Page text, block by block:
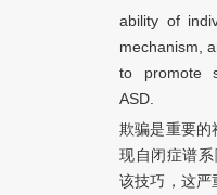
ability of
mechanism,
to promote
ASD.
欺骗是重要的
现自闭症谱
该技巧，这严